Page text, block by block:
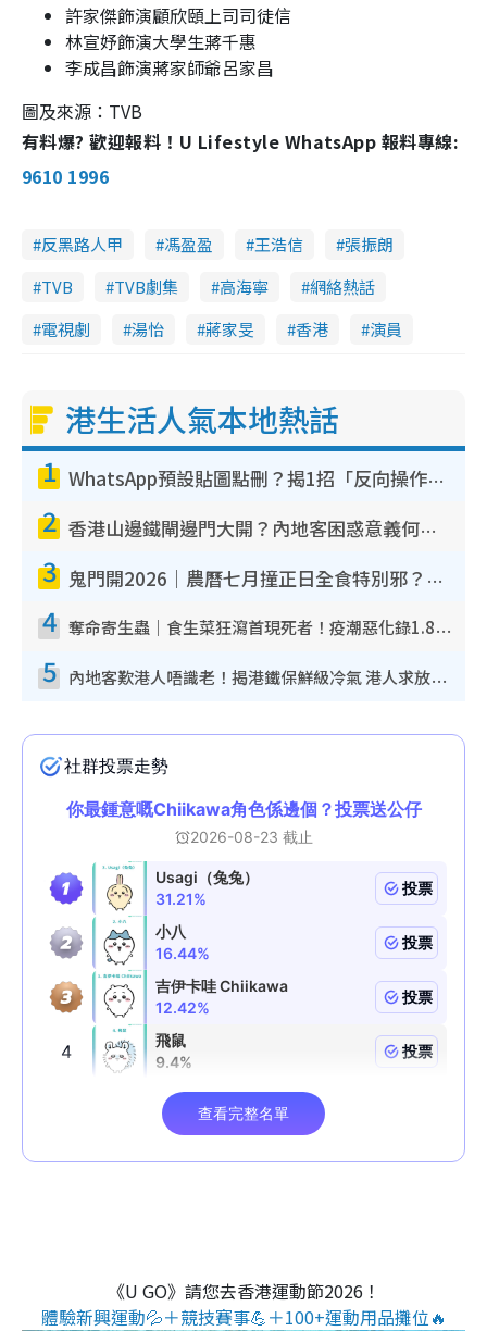
許家傑飾演顧欣頤上司司徒信
林宣妤飾演大學生蔣千惠
李成昌飾演蔣家師爺呂家昌
圖及來源：TVB
有料爆? 歡迎報料！U Lifestyle WhatsApp 報料專線:
9610 1996
反黑路人甲 馮盈盈 王浩信
張振朗
TVB
TVB劇集 高海寧
網絡熱話
電視劇
湯怡 蔣家旻 香港 演員
港生活人氣本地熱話
1 WhatsApp預設貼圖點刪？揭1招「反向操作」還原簡潔介面 附3步實測教學
2 香港山邊鐵閘邊門大開？內地客困惑意義何在！網民神回覆：呢種叫法理性防禦
3 鬼門開2026｜農曆七月撞正日全食特別邪？專家警告切忌做一事！揭4大禁忌+2招保平安
4 奪命寄生蟲｜食生菜狂瀉首現死者！疫潮惡化錄1.8萬宗病例 揭洗菜3大謬誤
5 內地客歎港人唔識老！揭港鐵保鮮級冷氣 港人求放過：咪投訴
《U GO》請您去香港運動節2026！
體驗新興運動💦＋競技賽事💪＋100+運動用品攤位🔥